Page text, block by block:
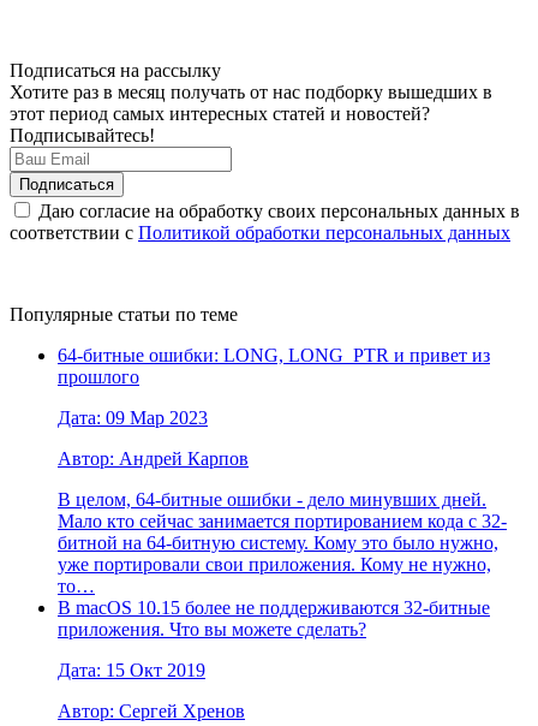
Подписаться на рассылку
Хотите раз в месяц получать от нас подборку вышедших в
этот период самых интересных статей и новостей?
Подписывайтесь!
Даю согласие на обработку своих персональных данных в
соответствии с Политикой обработки персональных данных
Популярные статьи по теме
64-битные ошибки: LONG, LONG_PTR и привет из
прошлого
Дата: 09 Мар 2023
Автор: Андрей Карпов
В целом, 64-битные ошибки - дело минувших дней.
Мало кто сейчас занимается портированием кода с 32-
битной на 64-битную систему. Кому это было нужно,
уже портировали свои приложения. Кому не нужно,
то…
В macOS 10.15 более не поддерживаются 32-битные
приложения. Что вы можете сделать?
Дата: 15 Окт 2019
Автор: Сергей Хренов